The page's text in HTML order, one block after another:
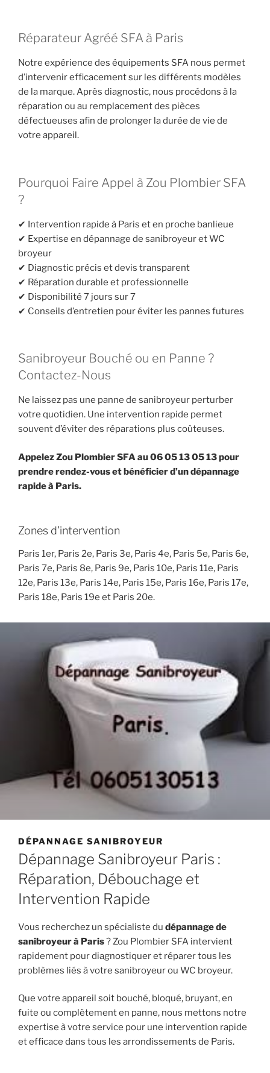
Réparateur Agréé SFA à Paris
Notre expérience des équipements SFA nous permet
d’intervenir efficacement sur les différents modèles
de la marque. Après diagnostic, nous procédons à la
réparation ou au remplacement des pièces
défectueuses afin de prolonger la durée de vie de
votre appareil.
Pourquoi Faire Appel à Zou Plombier SFA
?
✔ Intervention rapide à Paris et en proche banlieue
✔ Expertise en dépannage de sanibroyeur et WC
broyeur
✔ Diagnostic précis et devis transparent
✔ Réparation durable et professionnelle
✔ Disponibilité 7 jours sur 7
✔ Conseils d’entretien pour éviter les pannes futures
Sanibroyeur Bouché ou en Panne ?
Contactez-Nous
Ne laissez pas une panne de sanibroyeur perturber
votre quotidien. Une intervention rapide permet
souvent d’éviter des réparations plus coûteuses.
Appelez Zou Plombier SFA au 06 05 13 05 13 pour
prendre rendez-vous et bénéficier d’un dépannage
rapide à Paris.
Zones d’intervention
Paris 1er, Paris 2e, Paris 3e, Paris 4e, Paris 5e, Paris 6e,
Paris 7e, Paris 8e, Paris 9e, Paris 10e, Paris 11e, Paris
12e, Paris 13e, Paris 14e, Paris 15e, Paris 16e, Paris 17e,
Paris 18e, Paris 19e et Paris 20e.
DÉPANNAGE SANIBROYEUR
Dépannage Sanibroyeur Paris :
Réparation, Débouchage et
Intervention Rapide
Vous recherchez un spécialiste du dépannage de
sanibroyeur à Paris? Zou Plombier SFA intervient
rapidement pour diagnostiquer et réparer tous les
problèmes liés à votre sanibroyeur ou WC broyeur.
Que votre appareil soit bouché, bloqué, bruyant, en
fuite ou complètement en panne, nous mettons notre
expertise à votre service pour une intervention rapide
et efficace dans tous les arrondissements de Paris.